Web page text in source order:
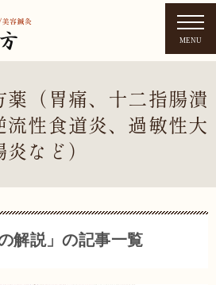
MENU
薬（胃痛、十二指腸潰
性食道炎、過敏性大
炎など）
解説」の記事一覧